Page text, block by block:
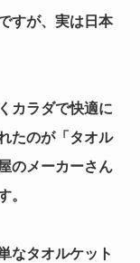
すが、実は日本
カラダで快適に
たのが「タオル
のメーカーさん
。
なタオルケット